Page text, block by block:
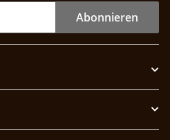
Abonnieren